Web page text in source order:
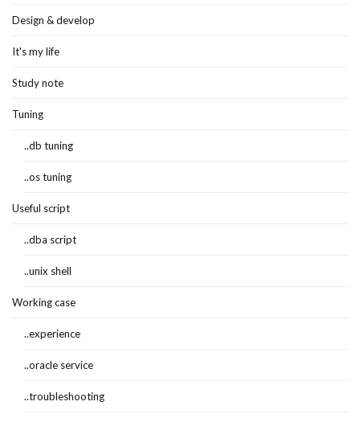
Design & develop
It's my life
Study note
Tuning
..db tuning
..os tuning
Useful script
..dba script
..unix shell
Working case
..experience
..oracle service
..troubleshooting